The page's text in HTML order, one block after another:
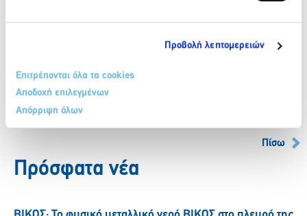
Προβολή λεπτομερειών
Επιτρέπονται όλα τα cookies
Αποδοχή επιλεγμένων
Απόρριψη όλων
Πίσω
Πρόσφατα νέα